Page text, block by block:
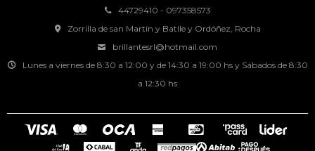
44729410 - 097358573
Zorrilla de san Martín y Batlle y Ordóñez, Rocha
brillantesrl@hotmail.com
Lunes a viernes de 8:30 a 12:00 y de 14:30 a 19:00 hs y Sábados de 8:30
a 12:30 hs